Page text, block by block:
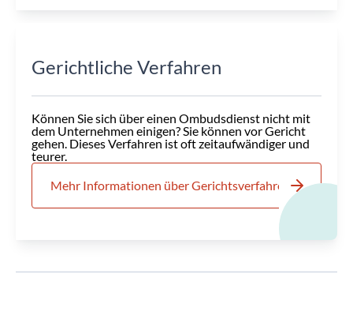
Gerichtliche Verfahren
Können Sie sich über einen Ombudsdienst nicht mit
dem Unternehmen einigen? Sie können vor Gericht
gehen. Dieses Verfahren ist oft zeitaufwändiger und
teurer.
Mehr Informationen über Gerichtsverfahren